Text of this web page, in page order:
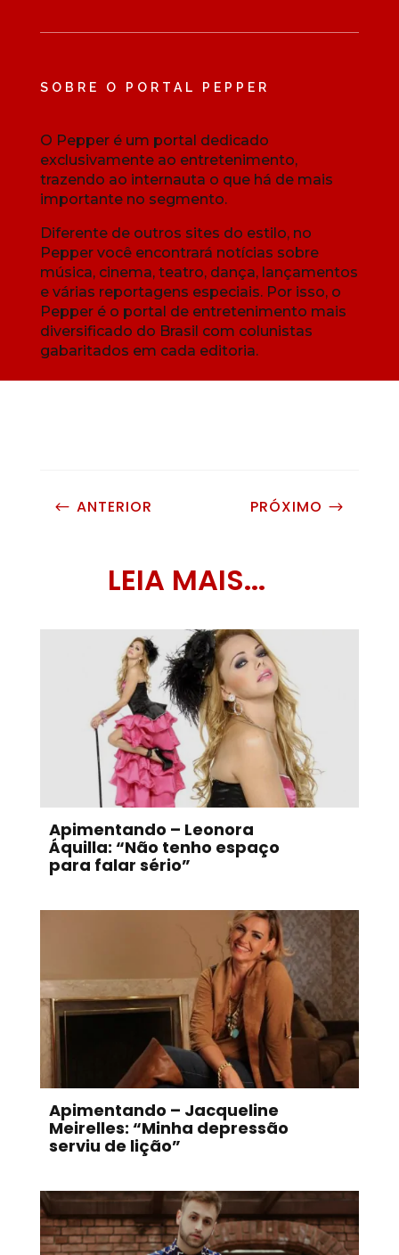
SOBRE O PORTAL PEPPER
O Pepper é um portal dedicado
exclusivamente ao entretenimento,
trazendo ao internauta o que há de mais
importante no segmento.
Diferente de outros sites do estilo, no
Pepper você encontrará notícias sobre
música, cinema, teatro, dança, lançamentos
e várias reportagens especiais. Por isso, o
Pepper é o portal de entretenimento mais
diversificado do Brasil com colunistas
gabaritados em cada editoria.
# ANTERIOR PRÓXIMO $
LEIA MAIS...
Apimentando – Leonora
Áquilla: “Não tenho espaço
para falar sério”
Apimentando – Jacqueline
Meirelles: “Minha depressão
serviu de lição”